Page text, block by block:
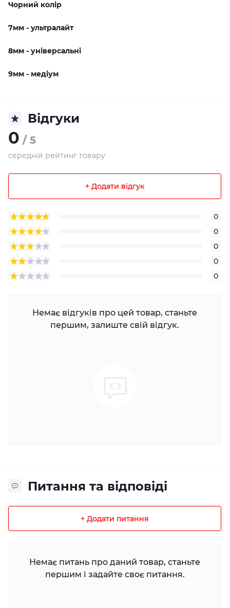
Чорний колір
7мм - ультралайт
8мм - універсальні
9мм - медіум
Відгуки
0 / 5
середній рейтинг товару
+ Додати відгук
0
0
0
0
0
Немає відгуків про цей товар, станьте
першим, залиште свій відгук.
Питання та відповіді
+ Додати питання
Немає питань про даний товар, станьте
першим і задайте своє питання.